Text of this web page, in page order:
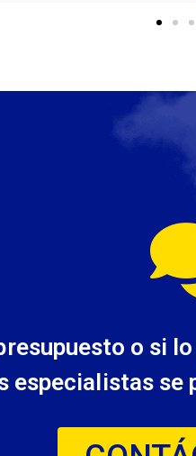
o si
especialistas se